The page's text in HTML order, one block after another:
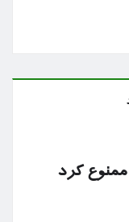
ممنوع کرد